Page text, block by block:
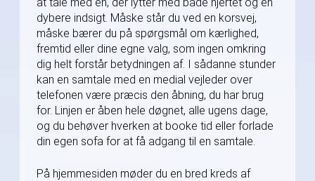
dybere indsigt. Måske står du ved en korsvej,
måske bærer du på spørgsmål om kærlighed,
fremtid eller dine egne valg, som ingen omkring
dig helt forstår betydningen af. I sådanne stunder
kan en samtale med en medial vejleder over
telefonen være præcis den åbning, du har brug
for. Linjen er åben hele døgnet, alle ugens dage,
og du behøver hverken at booke tid eller forlade
din egen sofa for at få adgang til en samtale.
På hjemmesiden møder du en bred kreds af